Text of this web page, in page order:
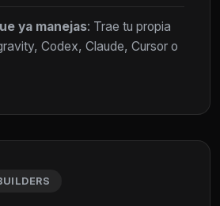
ya manejas: Trae tu propia
Codex, Claude, Cursor o